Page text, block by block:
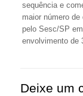
sequência e
maior número
pelo Sesc/SP
envolvimento de
Deixe um